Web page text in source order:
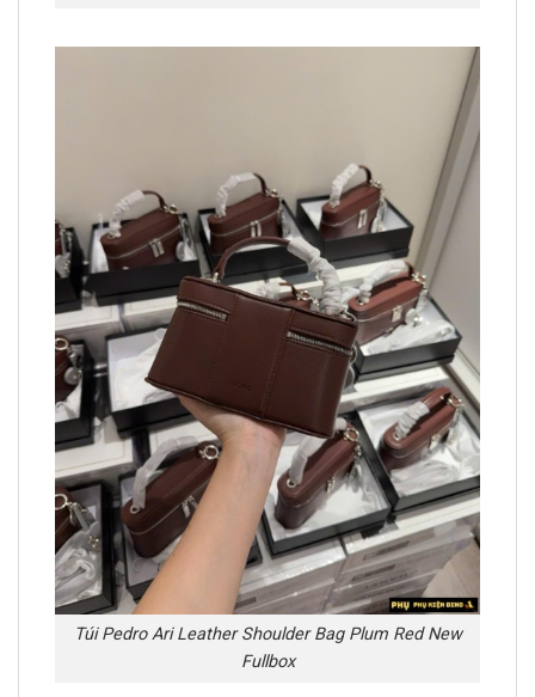
Túi Pedro Ari Leather Shoulder Bag Plum Red New
Fullbox